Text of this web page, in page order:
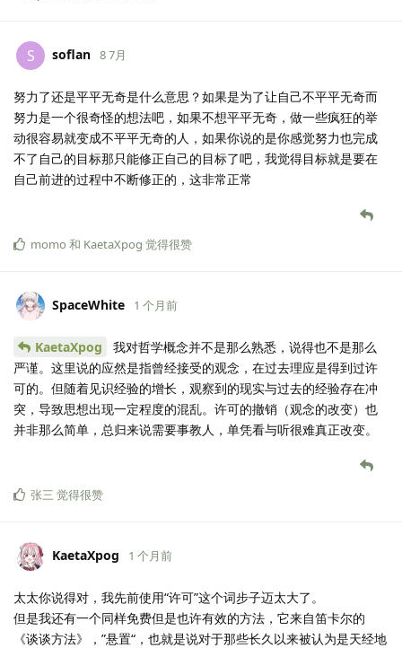
S soflan 8 7月
努力了还是平平无奇是什么意思？如果是为了让自己不平平无奇而
努力是一个很奇怪的想法吧，如果不想平平无奇，做一些疯狂的举
动很容易就变成不平平无奇的人，如果你说的是你感觉努力也完成
不了自己的目标那只能修正自己的目标了吧，我觉得目标就是要在
自己前进的过程中不断修正的，这非常正常
momo 和 KaetaXpog 觉得很赞
SpaceWhite 1 个月前
KaetaXpog
我对哲学概念并不是那么熟悉，说得也不是那么
严谨。这里说的应然是指曾经接受的观念，在过去理应是得到过许
可的。但随着见识经验的增长，观察到的现实与过去的经验存在冲
突，导致思想出现一定程度的混乱。许可的撤销（观念的改变）也
并非那么简单，总归来说需要事教人，单凭看与听很难真正改变。
张三 觉得很赞
KaetaXpog 1 个月前
太太你说得对，我先前使用“许可”这个词步子迈太大了。
但是我还有一个同样免费但是也许有效的方法，它来自笛卡尔的
《谈谈方法》，”悬置“，也就是说对于那些长久以来被认为是天经地